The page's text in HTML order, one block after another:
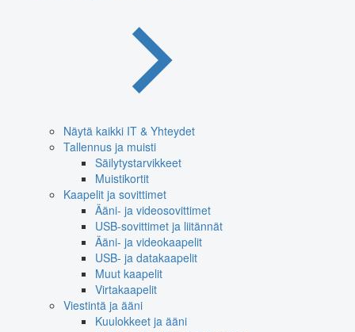
Näytä kaikki IT & Yhteydet
Tallennus ja muisti
Säilytystarvikkeet
Muistikortit
Kaapelit ja sovittimet
Ääni- ja videosovittimet
USB-sovittimet ja liitännät
Ääni- ja videokaapelit
USB- ja datakaapelit
Muut kaapelit
Virtakaapelit
Viestintä ja ääni
Kuulokkeet ja ääni